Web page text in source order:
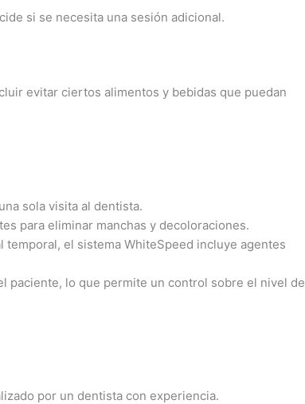
si se necesita una sesión adicional.
evitar ciertos alimentos y bebidas que puedan
sola visita al dentista.
para eliminar manchas y decoloraciones.
el sistema WhiteSpeed incluye agentes
paciente, lo que permite un control sobre el nivel de
por un dentista con experiencia.